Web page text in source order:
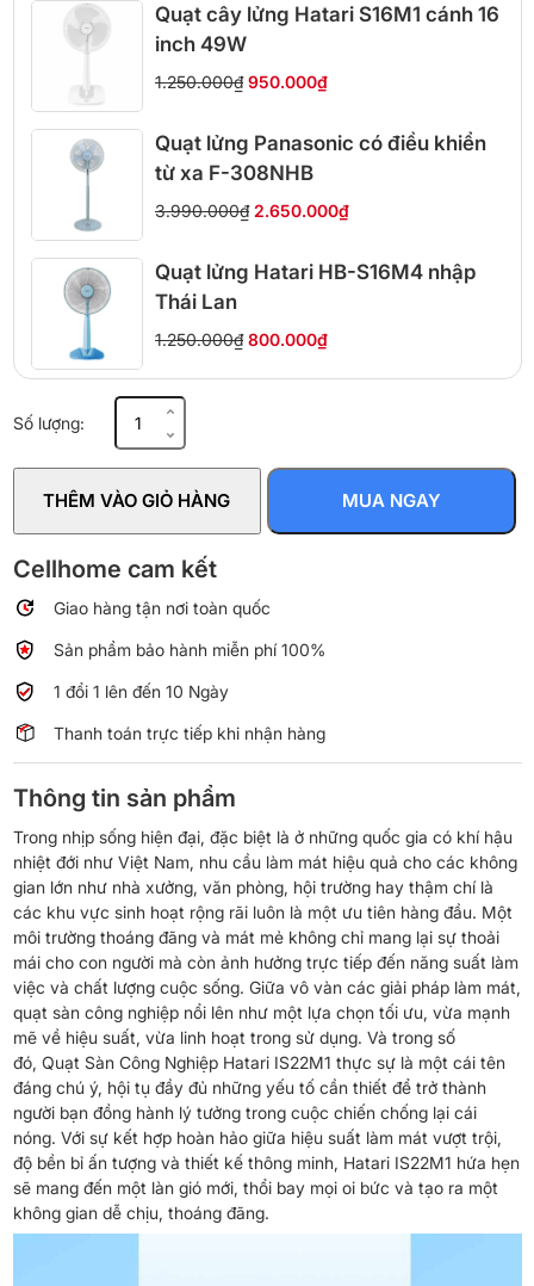
Quạt cây lửng Hatari S16M1 cánh 16
inch 49W
1.250.000₫ 950.000₫
Quạt lửng Panasonic có điều khiển
từ xa F-308NHB
3.990.000₫ 2.650.000₫
Quạt lửng Hatari HB-S16M4 nhập
Thái Lan
1.250.000₫ 800.000₫
Số lượng:
Quạt
sàn
Hatari
IS22M1
Lan
số
THÊM VÀO GIỎ HÀNG MUA NGAY
Cellhome cam kết
Giao hàng tận nơi toàn quốc
Sản phẩm bảo hành miễn phí 100%
1 đổi 1 lên đến 10 Ngày
Thanh toán trực tiếp khi nhận hàng
Thông tin sản phẩm
Trong nhịp sống hiện đại, đặc biệt là ở những quốc gia có khí hậu
nhiệt đới như Việt Nam, nhu cầu làm mát hiệu quả cho các không
gian lớn như nhà xưởng, văn phòng, hội trường hay thậm chí là
các khu vực sinh hoạt rộng rãi luôn là một ưu tiên hàng đầu. Một
môi trường thoáng đãng và mát mẻ không chỉ mang lại sự thoải
mái cho con người mà còn ảnh hưởng trực tiếp đến năng suất làm
việc và chất lượng cuộc sống. Giữa vô vàn các giải pháp làm mát,
quạt sàn công nghiệp nổi lên như một lựa chọn tối ưu, vừa mạnh
mẽ về hiệu suất, vừa linh hoạt trong sử dụng. Và trong số
đó, Quạt Sàn Công Nghiệp Hatari IS22M1 thực sự là một cái tên
đáng chú ý, hội tụ đầy đủ những yếu tố cần thiết để trở thành
người bạn đồng hành lý tưởng trong cuộc chiến chống lại cái
nóng. Với sự kết hợp hoàn hảo giữa hiệu suất làm mát vượt trội,
độ bền bỉ ấn tượng và thiết kế thông minh, Hatari IS22M1 hứa hẹn
sẽ mang đến một làn gió mới, thổi bay mọi oi bức và tạo ra một
không gian dễ chịu, thoáng đãng.